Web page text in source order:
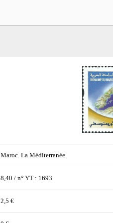
Maroc. La Méditerranée.
8,40 / n° YT : 1693
2,5 €